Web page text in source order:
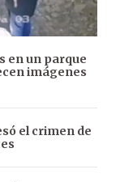
en un parque
imágenes
el crimen de